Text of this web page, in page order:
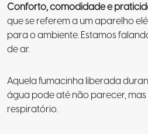
Conforto, comodidade e
que se referem a um aparelho
para o ambiente. Estamos
de ar.
Aquela fumacinha liberada
água pode até não parecer,
respiratório.